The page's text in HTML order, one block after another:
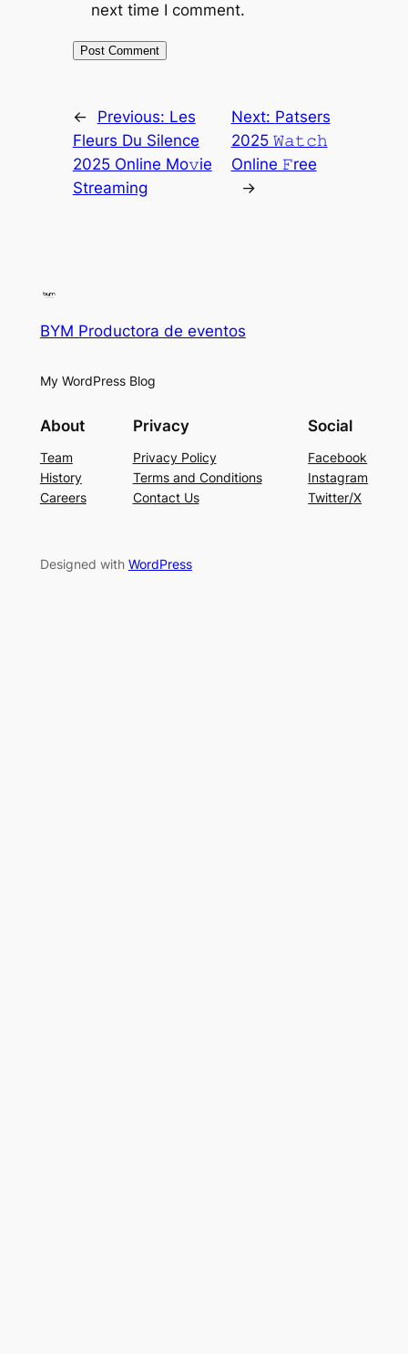
next time I comment.
← Previous: Les
Fleurs Du Silence
2025 Online Mo𝚟ie
Streaming
Next: Patsers
2025 𝚆𝚊𝚝𝚌𝚑
Online 𝙵ree
→
BYM Productora de eventos
My WordPress Blog
About
Team
History
Careers
Privacy
Privacy Policy
Terms and Conditions
Contact Us
Social
Facebook
Instagram
Twitter/X
Designed with WordPress